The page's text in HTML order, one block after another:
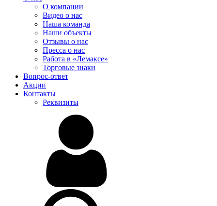
О компании
Видео о нас
Наша команда
Наши объекты
Отзывы о нас
Пресса о нас
Работа в «Лемаксе»
Торговые знаки
Вопрос-ответ
Акции
Контакты
Реквизиты